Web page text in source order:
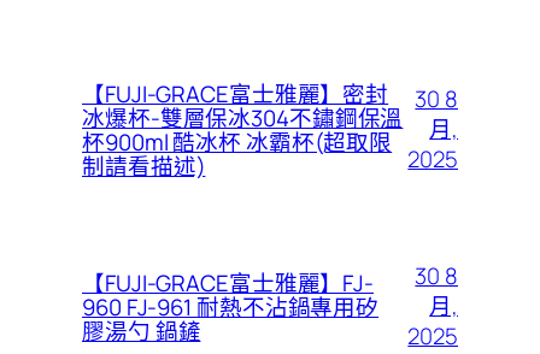
【FUJI-GRACE富士雅麗】密封
冰爆杯-雙層保冰304不鏽鋼保溫
杯900ml 酷冰杯 冰霸杯(超取限
制請看描述)
30 8
月,
2025
【FUJI-GRACE富士雅麗】FJ-
960 FJ-961 耐熱不沾鍋專用矽
膠湯勺 鍋鏟
30 8
月,
2025